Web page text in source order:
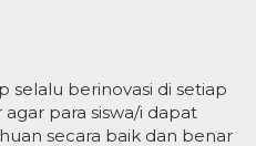
selalu berinovasi di setiap
para siswa/i dapat
secara baik dan benar